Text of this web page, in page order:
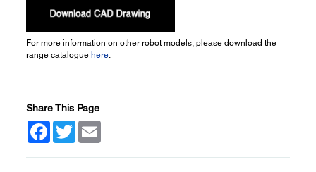
For more information on other robot models, please download the
range catalogue here.
Share This Page
Facebook
Twitter